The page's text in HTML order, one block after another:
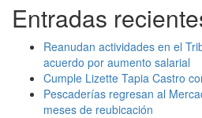
Entradas
Reanudan actividades en el
acuerdo por aumento salarial
Cumple Lizette Tapia Castro
Pescaderías regresan al
meses de reubicación